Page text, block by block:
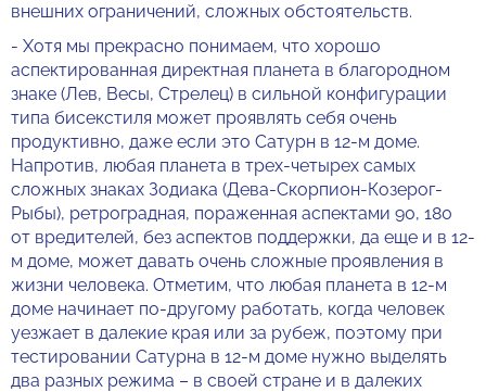
внешних ограничений, сложных обстоятельств.
- Хотя мы прекрасно понимаем, что хорошо
аспектированная директная планета в благородном
знаке (Лев, Весы, Стрелец) в сильной конфигурации
типа бисекстиля может проявлять себя очень
продуктивно, даже если это Сатурн в 12-м доме.
Напротив, любая планета в трех-четырех самых
сложных знаках Зодиака (Дева-Скорпион-Козерог-
Рыбы), ретроградная, пораженная аспектами 90, 180
от вредителей, без аспектов поддержки, да еще и в 12-
м доме, может давать очень сложные проявления в
жизни человека. Отметим, что любая планета в 12-м
доме начинает по-другому работать, когда человек
уезжает в далекие края или за рубеж, поэтому при
тестировании Сатурна в 12-м доме нужно выделять
два разных режима – в своей стране и в далеких